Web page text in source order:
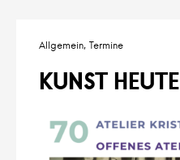
Allgemein Termine
KUNST HEUTE